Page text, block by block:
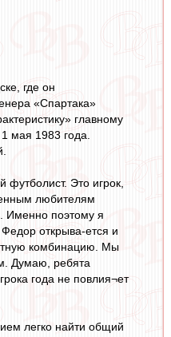
где он
«Спартака»
главному
мая 1983 года.
футболист. Это игрок,
любителям
Именно поэтому я
открыва-ется и
комбинацию. Мы
Думаю, ребята
года не повлия¬ет
легко найти общий